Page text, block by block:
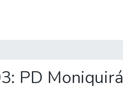
PD Moniquirá